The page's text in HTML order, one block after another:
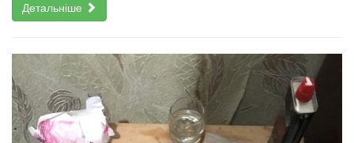
Детальніше